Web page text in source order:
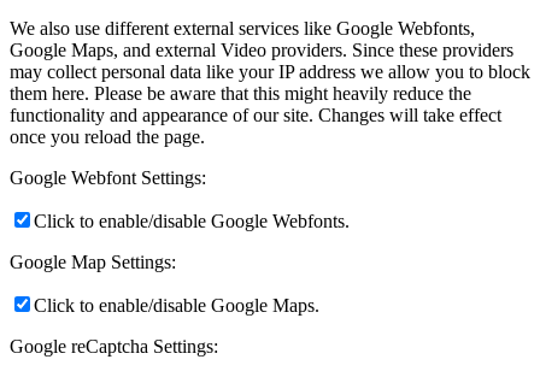
We also use different external services like Google Webfonts,
Google Maps, and external Video providers. Since these providers
may collect personal data like your IP address we allow you to block
them here. Please be aware that this might heavily reduce the
functionality and appearance of our site. Changes will take effect
once you reload the page.
Google Webfont Settings:
Click to enable/disable Google Webfonts.
Google Map Settings:
Click to enable/disable Google Maps.
Google reCaptcha Settings: